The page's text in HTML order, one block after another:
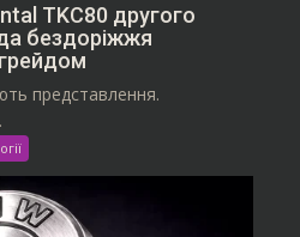
TKC80 другого
бездоріжжя
представлення.